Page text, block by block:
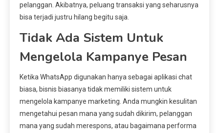
pelanggan. Akibatnya, peluang transaksi yang seharusnya
bisa terjadi justru hilang begitu saja.
Tidak Ada Sistem Untuk
Mengelola Kampanye Pesan
Ketika WhatsApp digunakan hanya sebagai aplikasi chat
biasa, bisnis biasanya tidak memiliki sistem untuk
mengelola kampanye marketing. Anda mungkin kesulitan
mengetahui pesan mana yang sudah dikirim, pelanggan
mana yang sudah merespons, atau bagaimana performa